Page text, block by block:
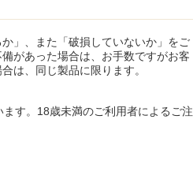
」、また「破損していないか」をご
があった場合は、お手数ですがお客
は、同じ製品に限ります。
す。18歳未満のご利用者によるご注